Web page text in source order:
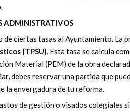
ADMINISTRATIVOS
ciertas tasas al Ayuntamiento. La
(TPSU). Esta tasa se calcula
Material (PEM) de la obra
debes reservar una partida que
la envergadura de tu reforma.
de gestión o visados colegiales